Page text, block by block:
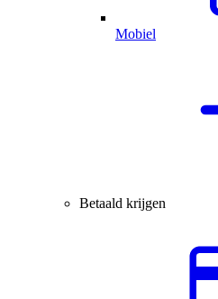
Mobiel
Betaald krijgen